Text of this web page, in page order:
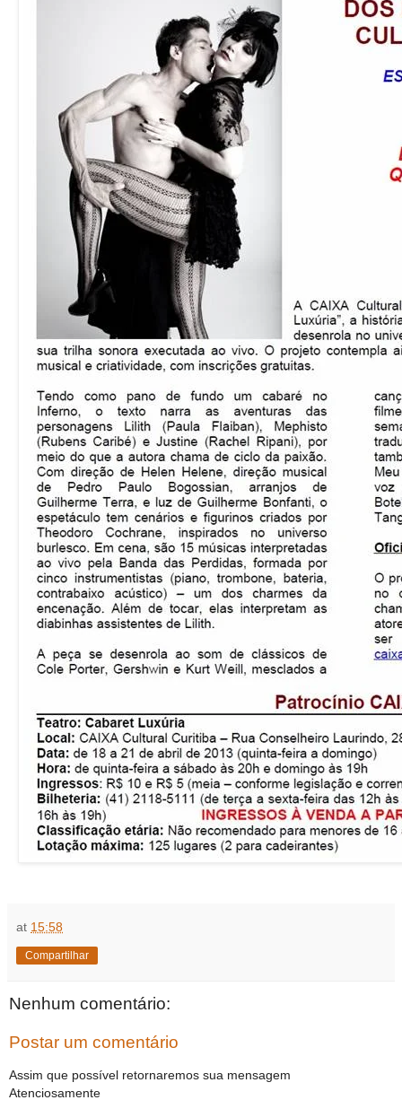
at 15:58
Compartilhar
Nenhum comentário:
Postar um comentário
Assim que possível retornaremos sua mensagem
Atenciosamente